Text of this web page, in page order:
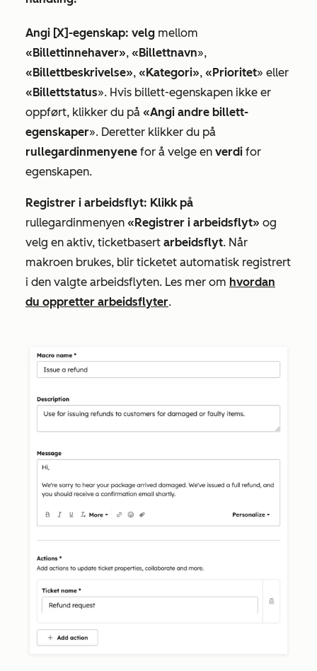
Angi [X]-egenskap: velg mellom
«Billettinnehaver», «Billettnavn»,
«Billettbeskrivelse», «Kategori», «Prioritet» eller
«Billettstatus». Hvis billett-egenskapen ikke er
oppført, klikker du på «Angi andre billett-
egenskaper». Deretter klikker du på
rullegardinmenyene for å velge en verdi for
egenskapen.
Registrer i arbeidsflyt: Klikk på
rullegardinmenyen «Registrer i arbeidsflyt» og
velg en aktiv, ticketbasert arbeidsflyt. Når
makroen brukes, blir ticketet automatisk registrert
i den valgte arbeidsflyten. Les mer om hvordan
du oppretter arbeidsflyter.